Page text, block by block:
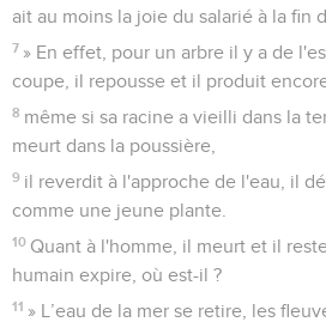
ait au moins la joie du salarié à la fin
7 » En effet, pour un arbre il y a de
coupe, il repousse et il produit
8 même si sa racine a vieilli dans la
meurt dans la poussière,
9 il reverdit à l'approche de l'eau, il
comme une jeune plante.
10 Quant à l'homme, il meurt et il
humain expire, où est-il ?
11 » L’eau de la mer se retire, les